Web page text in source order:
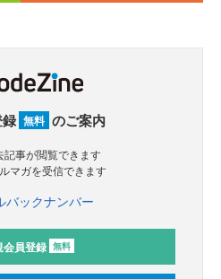
無料 のご案内
記事が閲覧できます
マガを受信できます
バックナンバー
会員登録 無料